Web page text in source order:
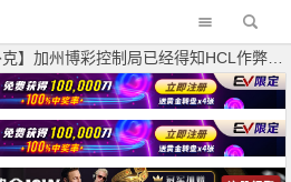
加州博彩控制局已经得知HCL作弊事件，但仍允许节目继续直播